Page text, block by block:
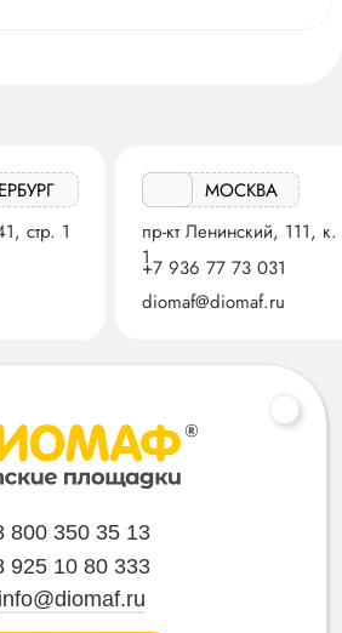
стр. 1
МОСКВА
пр-кт Ленинский, 111, к.
1+7 936 77 73 031
diomaf@diomaf.ru
800 350 35 13
925 10 80 333
info@diomaf.ru